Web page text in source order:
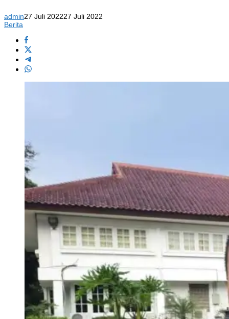
admin27 Juli 202227 Juli 2022
Berita